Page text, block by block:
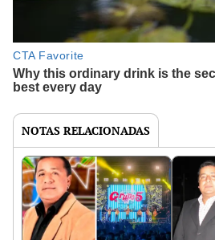
NOTAS RELACIONADAS